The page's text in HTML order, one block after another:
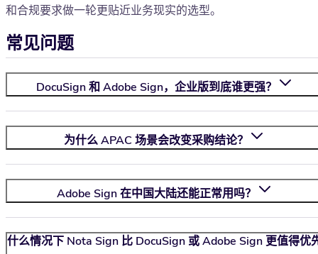
和合规要求做一轮更贴近业务现实的选型。
常见问题
DocuSign 和 Adobe Sign，企业版到底谁更强？
为什么 APAC 场景会改变采购结论？
Adobe Sign 在中国大陆还能正常用吗？
什么情况下 Nota Sign 比 DocuSign 或 Adobe Sign 更值得优